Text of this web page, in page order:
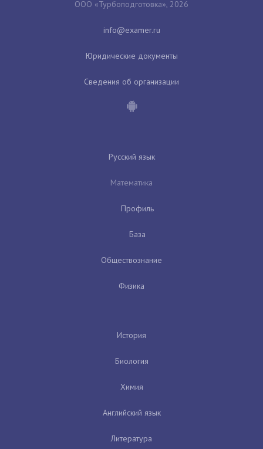
ООО «Турбоподготовка», 2026
Юридические документы
Сведения об организации
Русский язык
Математика
Профиль
База
Обществознание
Физика
История
Биология
Химия
Английский язык
Литература